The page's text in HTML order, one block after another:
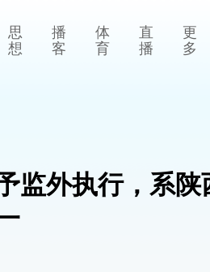
思
想
播
客
体
育
直
播
更
多
监外执行，系陕